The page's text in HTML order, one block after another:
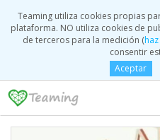
Teaming utiliza cookies propias
plataforma. NO utiliza cookies de
de terceros para la medición (
consentir
Aceptar